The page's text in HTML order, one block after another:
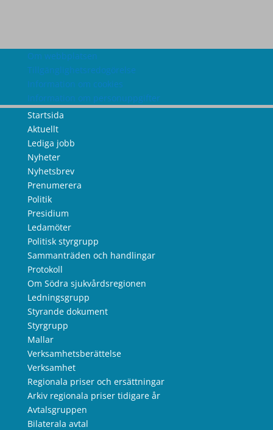
Om webbplatsen
Tillgänglighetsredogörelse
Information om cookies
Information om personuppgifter
Startsida
Aktuellt
Lediga jobb
Nyheter
Nyhetsbrev
Prenumerera
Politik
Presidium
Ledamöter
Politisk styrgrupp
Sammanträden och handlingar
Protokoll
Om Södra sjukvårdsregionen
Ledningsgrupp
Styrande dokument
Styrgrupp
Mallar
Verksamhetsberättelse
Verksamhet
Regionala priser och ersättningar
Arkiv regionala priser tidigare år
Avtalsgruppen
Bilaterala avtal